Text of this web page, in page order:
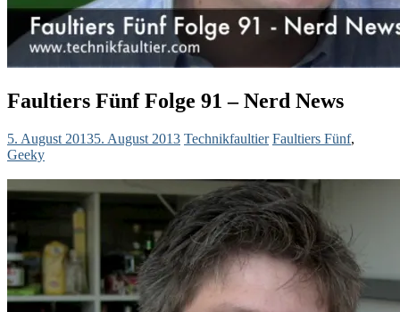
Faultiers Fünf Folge 91 – Nerd News
5. August 20135. August 2013 Technikfaultier Faultiers Fünf,
Geeky